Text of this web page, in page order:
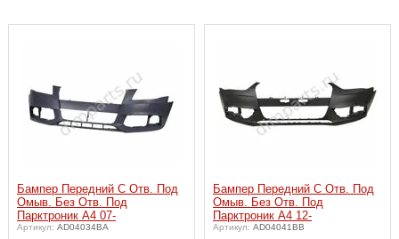
Бампер Передний С Отв. Под
Омыв. Без Отв. Под
Парктроник A4 07-
Артикул: AD04034BA
Бампер Передний С Отв. Под
Омыв. Без Отв. Под
Парктроник A4 12-
Артикул: AD04041BB